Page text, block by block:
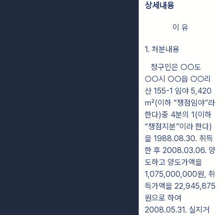
상세내용
이 유
1. 처분내용
청구인은 ○○도
○○시 ○○읍 ○○리
산 155-1 임야 5,420
㎡(이하 “쟁점임야”라
한다)중 4분의 1(이하
“쟁점지분”이라 한다)
을 1988.08.30. 취득
한 후 2008.03.06. 양
도하고 양도가액을
1,075,000,000원, 취
득가액을 22,945,875
원으로 하여
2008.05.31. 실지거